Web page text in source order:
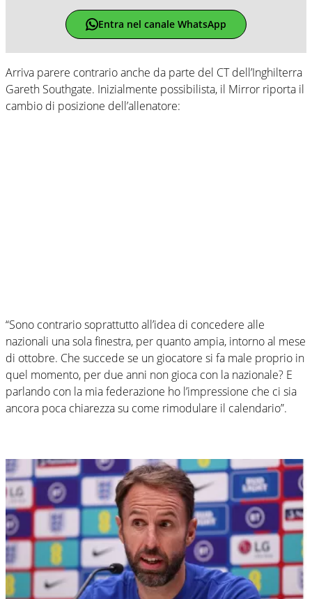
Entra nel canale WhatsApp
Arriva parere contrario anche da parte del CT dell’Inghilterra
Gareth Southgate. Inizialmente possibilista, il Mirror riporta il
cambio di posizione dell’allenatore:
“Sono contrario soprattutto all’idea di concedere alle
nazionali una sola finestra, per quanto ampia, intorno al mese
di ottobre. Che succede se un giocatore si fa male proprio in
quel momento, per due anni non gioca con la nazionale? E
parlando con la mia federazione ho l’impressione che ci sia
ancora poca chiarezza su come rimodulare il calendario”.